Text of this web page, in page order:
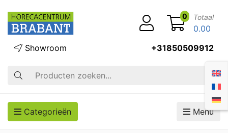
Zoek op
Showroom +31850509912
0 Totaal
0.00
Categorieën Menu